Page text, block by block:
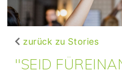
zurück zu Stories
"SEID